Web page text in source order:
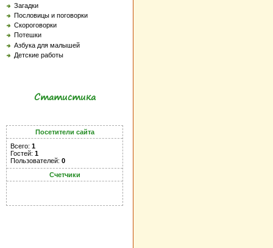
Загадки
Пословицы и поговорки
Скороговорки
Потешки
Азбука для малышей
Детские работы
Статистика
Посетители сайта
Всего: 1
Гостей: 1
Пользователей: 0
Счетчики